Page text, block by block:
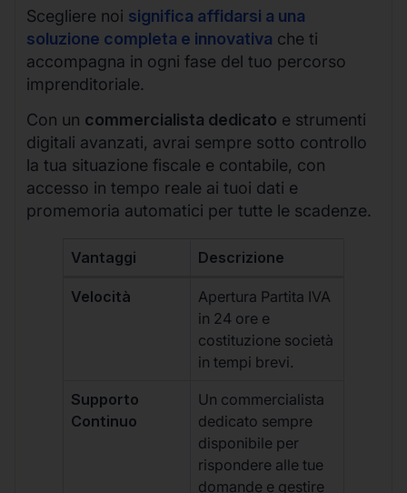
Scegliere noi significa affidarsi a una
soluzione completa e innovativa che ti
accompagna in ogni fase del tuo percorso
imprenditoriale.
Con un commercialista dedicato e strumenti
digitali avanzati, avrai sempre sotto controllo
la tua situazione fiscale e contabile, con
accesso in tempo reale ai tuoi dati e
promemoria automatici per tutte le scadenze.
Vantaggi Descrizione
Velocità
Apertura Partita IVA
in 24 ore e
costituzione società
in tempi brevi.
Supporto
Continuo
Un commercialista
dedicato sempre
disponibile per
rispondere alle tue
domande e gestire